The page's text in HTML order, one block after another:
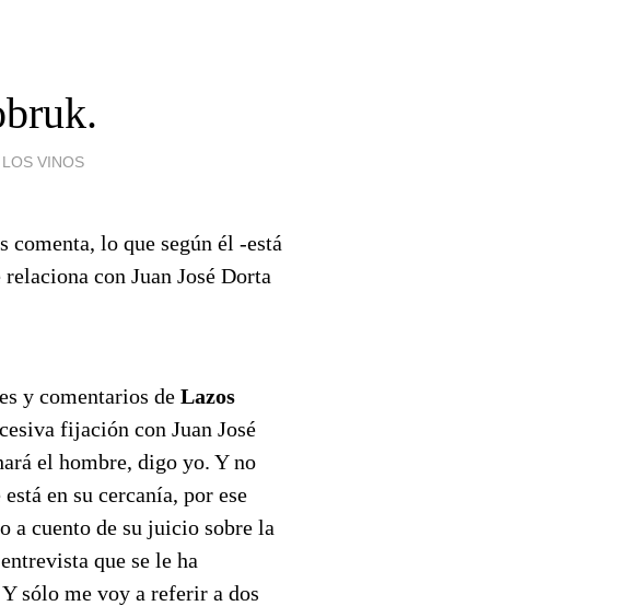
VINOS
comenta, lo que según él -está
con Juan José Dorta
y comentarios de Lazos
fijación con Juan José
el hombre, digo yo. Y no
en su cercanía, por ese
a cuento de su juicio sobre la
que se le ha
sólo me voy a referir a dos